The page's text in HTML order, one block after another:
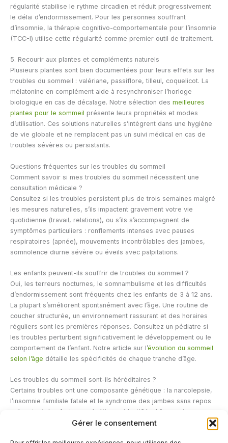
Gérer le consentement
régularité stabilise le rythme circadien et réduit progressivement
le délai d’endormissement. Pour les personnes souffrant
d’insomnie, la thérapie cognitivo-comportementale pour l’insomnie
(TCC-I) utilise cette régularité comme premier outil de traitement.
5. Recourir aux plantes et compléments naturels
Plusieurs plantes sont bien documentées pour leurs effets sur les
troubles du sommeil : valériane, passiflore, tilleul, coquelicot. La
mélatonine en complément aide à resynchroniser l’horloge
biologique en cas de décalage. Notre sélection des meilleures
plantes pour le sommeil présente leurs propriétés et modes
d’utilisation. Ces solutions naturelles s’intègrent dans une hygiène
de vie globale et ne remplacent pas un suivi médical en cas de
troubles sévères ou persistants.
Questions fréquentes sur les troubles du sommeil
Comment savoir si mes troubles du sommeil nécessitent une
consultation médicale ?
Consultez si les troubles persistent plus de trois semaines malgré
les mesures naturelles, s’ils impactent gravement votre vie
quotidienne (travail, relations), ou s’ils s’accompagnent de
symptômes particuliers : ronflements intenses avec pauses
respiratoires (apnée), mouvements incontrôlables des jambes,
somnolence diurne sévère ou éveils avec palpitations.
Les enfants peuvent-ils souffrir de troubles du sommeil ?
Oui, les terreurs nocturnes, le somnambulisme et les difficultés
d’endormissement sont fréquents chez les enfants de 3 à 12 ans.
La plupart s’améliorent spontanément avec l’âge. Une routine de
coucher structurée, un environnement rassurant et des horaires
réguliers sont les premières réponses. Consultez un pédiatre si
les troubles perturbent significativement le développement ou le
comportement de l’enfant. Notre article sur l’évolution du sommeil
selon l’âge détaille les spécificités de chaque tranche d’âge.
Les troubles du sommeil sont-ils héréditaires ?
Certains troubles ont une composante génétique : la narcolepsie,
l’insomnie familiale fatale et le syndrome des jambes sans repos
présentent des facteurs génétiques identifiés. L’insomnie
commune a une héritabilité estimée à 40-60%, ce qui signifie